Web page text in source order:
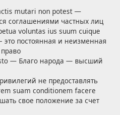
mutari non potest —
соглашениями частных лиц
voluntas ius suum cuique
постоянная и неизменная
— Благо народа — высший
не предоставлять
suam conditionem facere
свое положение за счет